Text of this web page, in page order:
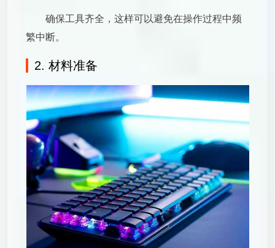
确保工具齐全，这样可以避免在操作过程中频
繁中断。
2. 材料准备